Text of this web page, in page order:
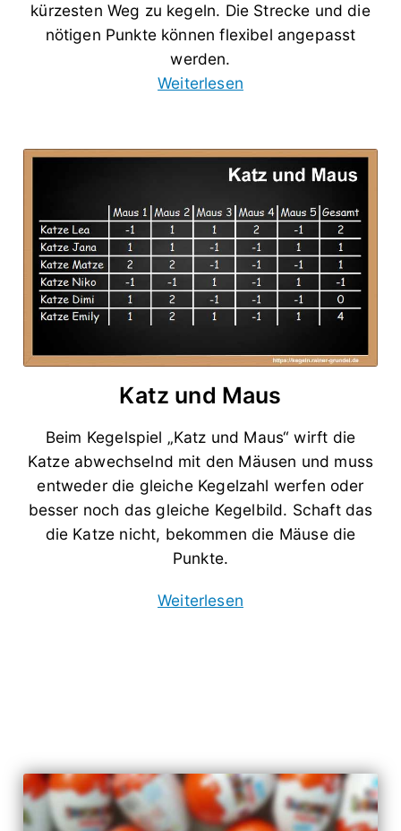
kürzesten Weg zu kegeln. Die Strecke und die
nötigen Punkte können flexibel angepasst
werden.
Weiterlesen
Katz und Maus
Beim Kegelspiel „Katz und Maus“ wirft die
Katze abwechselnd mit den Mäusen und muss
entweder die gleiche Kegelzahl werfen oder
besser noch das gleiche Kegelbild. Schaft das
die Katze nicht, bekommen die Mäuse die
Punkte.
Weiterlesen